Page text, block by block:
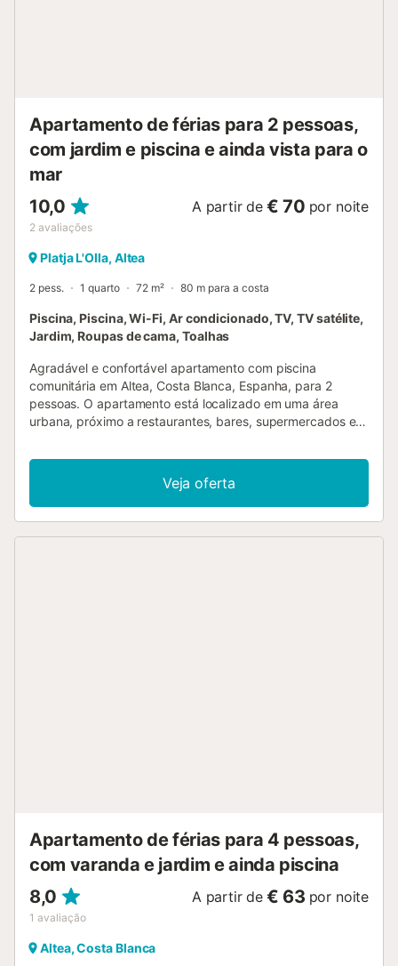
Apartamento de férias para 2 pessoas,
com jardim e piscina e ainda vista para o
mar
10,0
2 avaliações
A partir de € 70 por noite
Platja L'Olla, Altea
2 pess. 1 quarto 72 m² 80 m para a costa
Piscina, Piscina, Wi-Fi, Ar condicionado, TV, TV satélite,
Jardim, Roupas de cama, Toalhas
Agradável e confortável apartamento com piscina
comunitária em Altea, Costa Blanca, Espanha, para 2
pessoas. O apartamento está localizado em uma área
urbana, próximo a restaurantes, bares, supermercados e a
banheiro. A acomodação oferece um jardim gramado com
árvores, um jardim comunitário gramado com cascalho e
árvores, e vistas maravilhosas para o mar. Seu conforto e a
proximidade da praia, locais para compras, atividades
Veja oferta
Apartamento de férias para 4 pessoas,
com varanda e jardim e ainda piscina
8,0
1 avaliação
A partir de € 63 por noite
Altea, Costa Blanca